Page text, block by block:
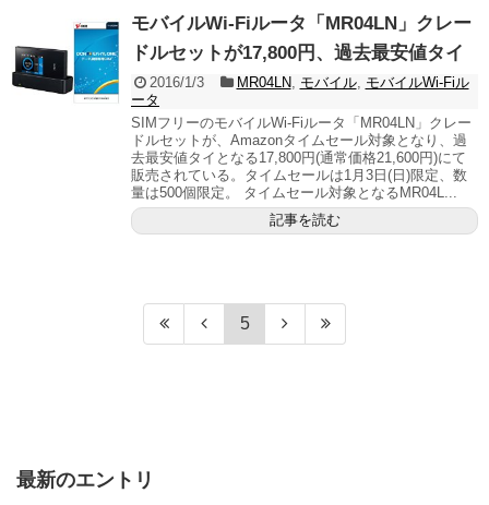
モバイルWi-Fiルータ「MR04LN」クレー
ドルセットが17,800円、過去最安値タイ
2016/1/3 MR04LN モバイル, モバイルWi-Fiル
ータ
SIMフリーのモバイルWi-Fiルータ「MR04LN」クレー
ドルセットが、Amazonタイムセール対象となり、過
去最安値タイとなる17,800円(通常価格21,600円)にて
販売されている。タイムセールは1月3日(日)限定、数
量は500個限定。 タイムセール対象となるMR04L...
記事を読む
5
最新のエントリ